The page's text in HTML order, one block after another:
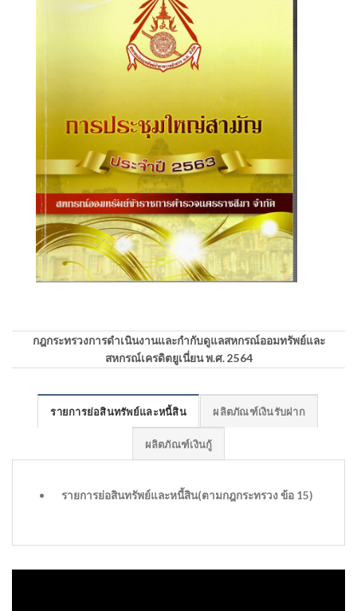
กฎกระทรวงการดำเนินงานและกำกับดูแลสหกรณ์ออมทรัพย์และ
สหกรณ์เครดิตยูเนี่ยน พ.ศ. 2564
รายการย่อสินทรัพย์และหนี้สิน ผลิตภัณฑ์เงินรับฝาก
ผลิตภัณฑ์เงินกู้
รายการย่อสินทรัพย์และหนี้สิน(ตามกฎกระทรวง ข้อ 15)